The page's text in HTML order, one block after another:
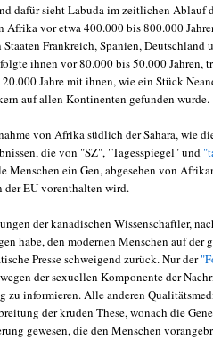
dafür sieht Labuda im zeitlichen Ablauf
Afrika vor etwa 400.000 bis 800.000
Frankreich, Spanien, Deutschland
ihnen vor 80.000 bis 50.000 Jahren,
20.000 Jahre mit ihnen, wie ein Stück
auf allen Kontinenten gefunden wurde.
von Afrika südlich der Sahara, wie
die von "SZ", "Tagesspiegel" und
Menschen ein Gen, abgesehen von
der EU vorenthalten wird.
der kanadischen Wissenschaftler,
habe, den modernen Menschen auf der
Presse schweigend zurück. Nur der
der sexuellen Komponente der
zu informieren. Alle anderen
der kruden These, wonach die
gewesen, die den Menschen